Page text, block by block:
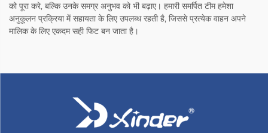
को पूरा करे, बल्कि उनके समग्र अनुभव को भी बढ़ाए। हमारी समर्पित टीम हमेशा
अनुकूलन प्रक्रिया में सहायता के लिए उपलब्ध रहती है, जिससे प्रत्येक वाहन अपने
मालिक के लिए एकदम सही फिट बन जाता है।